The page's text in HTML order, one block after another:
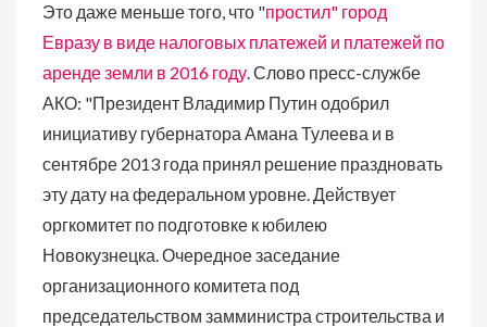
Это даже меньше того, что "простил" город
Евразу в виде налоговых платежей и платежей по
аренде земли в 2016 году. Слово пресс-службе
АКО: "Президент Владимир Путин одобрил
инициативу губернатора Амана Тулеева и в
сентябре 2013 года принял решение праздновать
эту дату на федеральном уровне. Действует
оргкомитет по подготовке к юбилею
Новокузнецка. Очередное заседание
организационного комитета под
председательством замминистра строительства и